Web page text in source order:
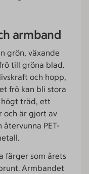
armband
grön, växande
till gröna blad.
och hopp,
frö kan bli stora
högt träd, ett
och är gjort av
PET-
färger som årets
Armbandet